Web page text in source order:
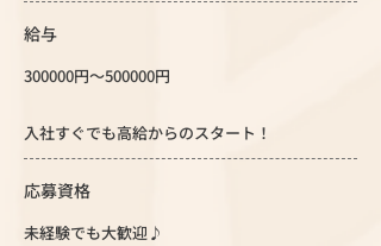
給与
300000円～500000円
入社すぐでも高給からのスタート！
応募資格
未経験でも大歓迎♪